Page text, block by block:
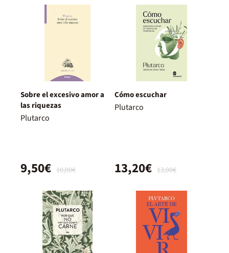
Sobre el excesivo amor a
las riquezas
Plutarco
10,00€
9,50€
Cómo escuchar
Plutarco
13,90€
13,20€